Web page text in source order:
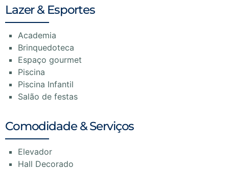
Lazer & Esportes
Academia
Brinquedoteca
Espaço gourmet
Piscina
Piscina Infantil
Salão de festas
Comodidade & Serviços
Elevador
Hall Decorado